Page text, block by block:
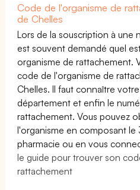
Code de l'organisme de
de Chelles
Lors de la souscription à une
est souvent demandé quel
organisme de rattachement.
code de l'organisme de
Chelles. Il faut connaître
département et enfin le
rattachement. Vous pouvez
l'organisme en composant
pharmacie ou en vous
le guide pour trouver son
rattachement